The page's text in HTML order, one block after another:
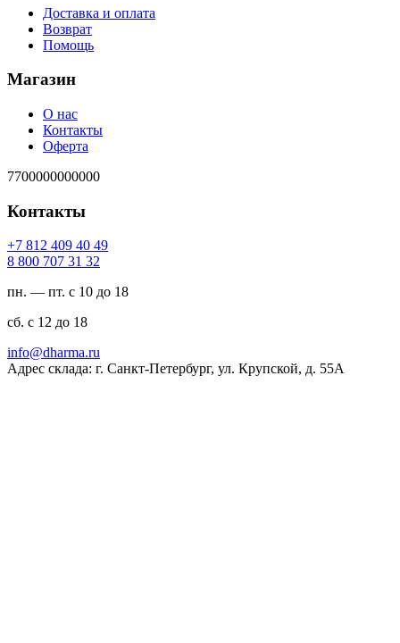
Доставка и оплата
Возврат
Помощь
Магазин
О нас
Контакты
Оферта
7700000000000
Контакты
94 04 904 218 7+
23 13 707 008 8
пн. — пт. с 10 до 18
сб. с 12 до 18
ur.amrahd@ofni
Адрес склада: г. Санкт-Петербург, ул. Крупской, д. 55А